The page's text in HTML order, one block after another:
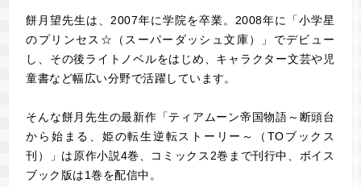
餅月望先生は、2007年に学院を卒業。2008年に「小学星
のプリンセス☆（スーパーダッシュ文庫）」でデビュー
し、その後ライトノベルをはじめ、キャラクター文芸や児
童書など幅広い分野で活躍しています。
そんな餅月先生の最新作「ティアムーン帝国物語～断頭台
から始まる、姫の転生逆転ストーリー～（TOブックス
刊）」は原作小説4巻、コミックス2巻まで刊行中、ボイス
ブック版は1巻を配信中。